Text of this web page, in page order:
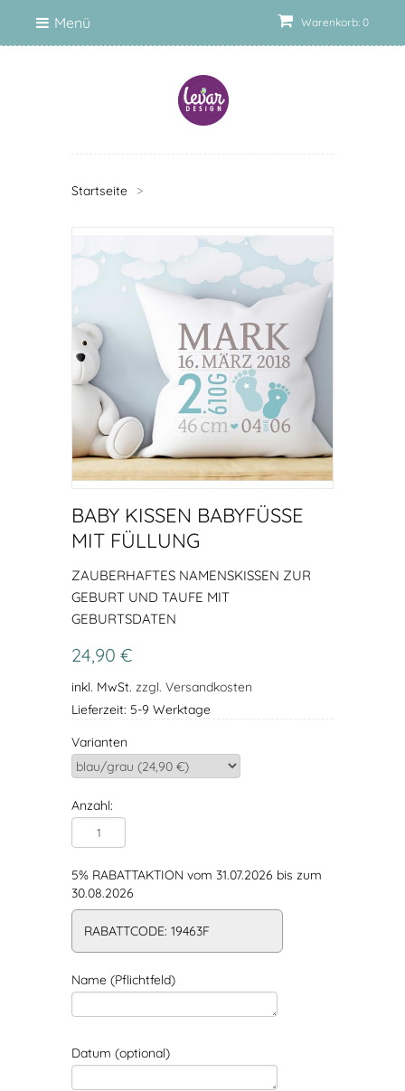
Warenkorb: 0
Menü
Startseite >
BABY KISSEN BABYFÜSSE M
IT FÜLLUNG
ZAUBERHAFTES NAMENSKISSEN ZUR
GEBURT UND TAUFE MIT
GEBURTSDATEN
24,90 €
inkl. MwSt. zzgl. Versandkosten
Lieferzeit: 5-9 Werktage
Varianten
Anzahl:
5% RABATTAKTION vom 31.07.2026 bis zum
30.08.2026
RABATTCODE: 19463F
Name (Pflichtfeld)
Datum (optional)